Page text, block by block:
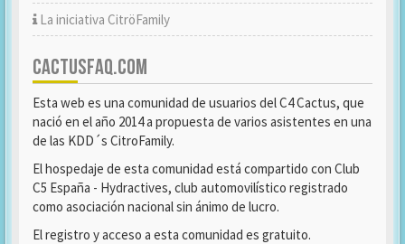
La iniciativa CitröFamily
CACTUSFAQ.COM
Esta web es una comunidad de usuarios del C4 Cactus, que
nació en el año 2014 a propuesta de varios asistentes en una
de las KDD´s CitroFamily.
El hospedaje de esta comunidad está compartido con Club
C5 España - Hydractives, club automovilístico registrado
como asociación nacional sin ánimo de lucro.
El registro y acceso a esta comunidad es gratuito.